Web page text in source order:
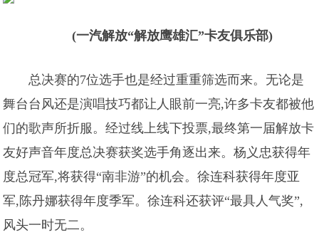
(一汽解放“解放鹰雄汇”卡友俱乐部)
总决赛的7位选手也是经过重重筛选而来。无论是
舞台台风还是演唱技巧都让人眼前一亮,许多卡友都被他
们的歌声所折服。经过线上线下投票,最终第一届解放卡
友好声音年度总决赛获奖选手角逐出来。杨义忠获得年
度总冠军,将获得“南非游”的机会。徐连科获得年度亚
军,陈丹娜获得年度季军。徐连科还获评“最具人气奖”,
风头一时无二。